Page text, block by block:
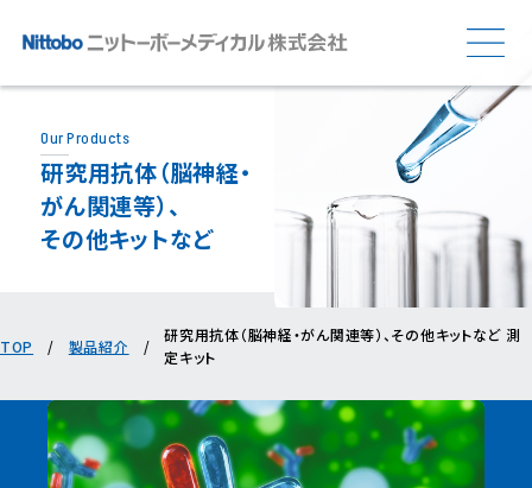
会社紹介
会社紹介
研究開発・生産拠点
医療機関等との関係の透明性に関する指針
製品紹介
体外診断用医薬品・認定検査試薬など
研究⽤抗体（脳神経・がん関連等）、その他キットなど
お問い合わせ
Our Products
研究⽤抗体（脳神経‧
がん関連等）、
その他キットなど
TOP / 製品紹介 /
研究⽤抗体（脳神経‧がん関連等）、その他キットなど 測
定キット